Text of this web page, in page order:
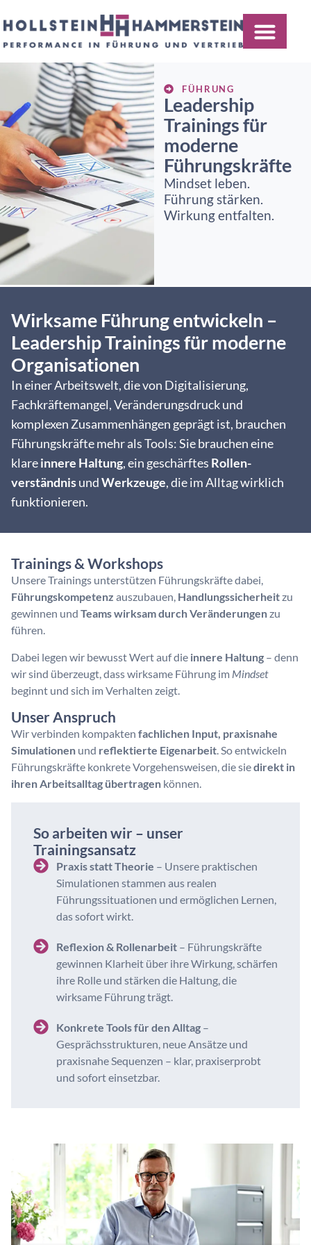
FÜHRUNG
Leadership
Trainings für
moderne
Führungskräfte
Mindset leben.
Führung stärken.
Wirkung entfalten.
Wirksame Führung entwickeln –
Leadership Trainings für moderne
Organisationen
In einer Arbeitswelt, die von Digitalisierung,
Fachkräftemangel, Veränderungsdruck und
komplexen Zusammenhängen geprägt ist, brauchen
Führungskräfte mehr als Tools:Sie brauchen eine
klareinnere Haltung, ein geschärftes Rollen­
verständnisundWerkzeuge, die im Alltag wirklich
funktionieren.
Trainings & Workshops
Unsere Trainings unterstützen Führungskräfte dabei,
Führungskompetenz auszubauen, Handlungssicherheitzu
gewinnen und Teams wirksam durch Veränderungenzu
führen.
Dabei legen wir bewusst Wert auf die innere Haltung – denn
wir sind überzeugt, dass wirksame Führung im Mindset
beginnt und sich im Verhalten zeigt.
Unser Anspruch
Wir verbinden kompakten fachlichen Input, praxisnahe
Simulationen und reflektierte Eigenarbeit. So entwickeln
Führungskräfte konkrete Vorgehensweisen, die siedirekt in
ihren Arbeitsalltag übertragen können.
So arbeiten wir – unser
Trainingsansatz
Praxis statt Theorie – Unsere praktischen
Simulationen stammen aus realen
Führungssituationen und ermöglichen Lernen,
das sofort wirkt.
Reflexion & Rollenarbeit– Führungskräfte
gewinnen Klarheit über ihre Wirkung, schärfen
ihre Rolle und stärken die Haltung, die
wirksame Führung trägt.
Konkrete Tools für den Alltag–
Gesprächsstrukturen, neue Ansätze und
praxisnahe Sequenzen – klar, praxiserprobt
und sofort einsetzbar.